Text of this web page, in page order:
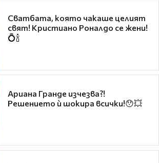
Сватбата, която чакаше целият
свят! Кристиано Роналдо се жени!
💍🍾
Ариана Гранде изчезва?!
Решението ѝ шокира всички!😯💥